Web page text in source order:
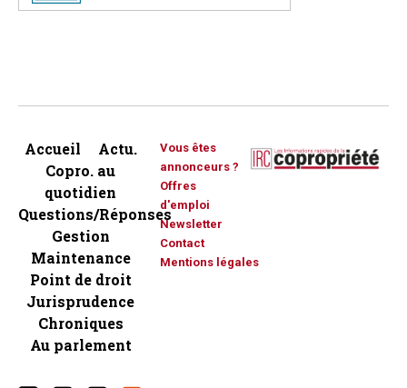
Accueil
Actu.
Copro. au
quotidien
Questions/Réponses
Gestion
Maintenance
Point de droit
Jurisprudence
Chroniques
Au parlement
Vous êtes
annonceurs ?
Offres
d'emploi
Newsletter
Contact
Mentions légales